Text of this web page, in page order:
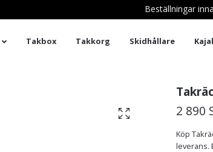
Beställningar
Takbox Takkorg Skidhållare
2 890
Köp
leverans.